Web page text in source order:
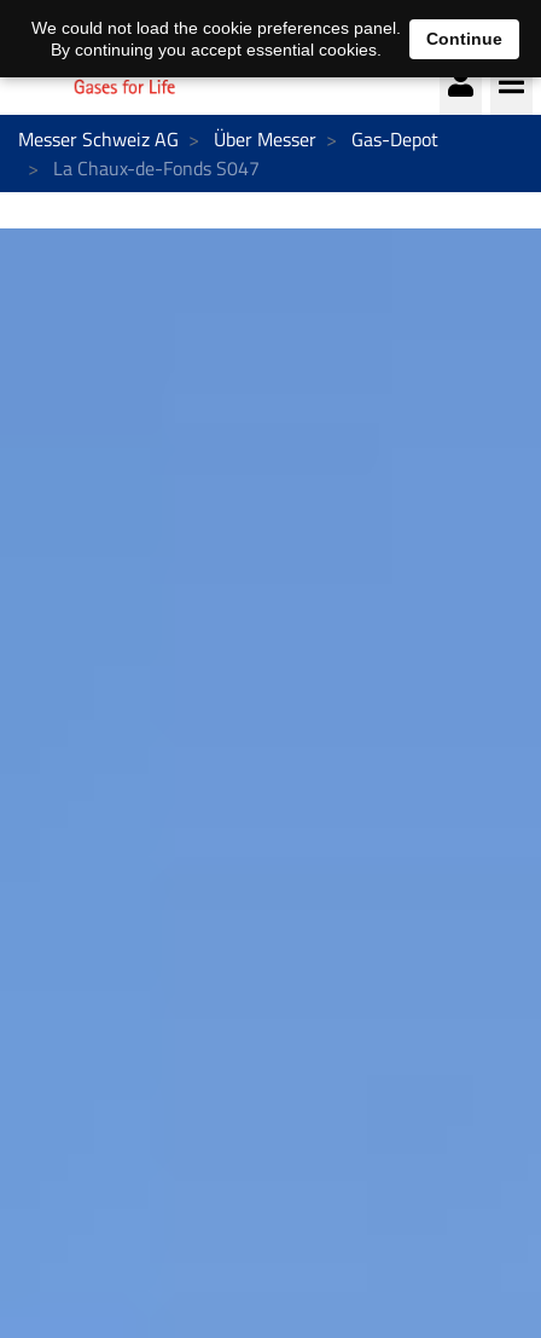
Deutsch français
Messer Schweiz AG Über Messer
Gas-Depot
La Chaux-de-Fonds S047
We could not load the cookie preferences panel.
By continuing you accept essential cookies.
Continue